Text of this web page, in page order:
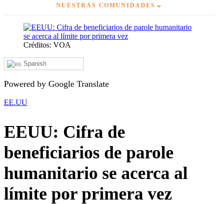
NUESTRAS COMUNIDADES ⌄
Créditos: VOA
Spanish
Powered by Google Translate
EE.UU
EEUU: Cifra de
beneficiarios de parole
humanitario se acerca al
límite por primera vez